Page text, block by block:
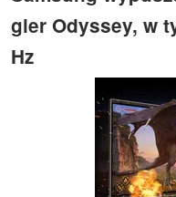
gier Odyssey, w
Hz